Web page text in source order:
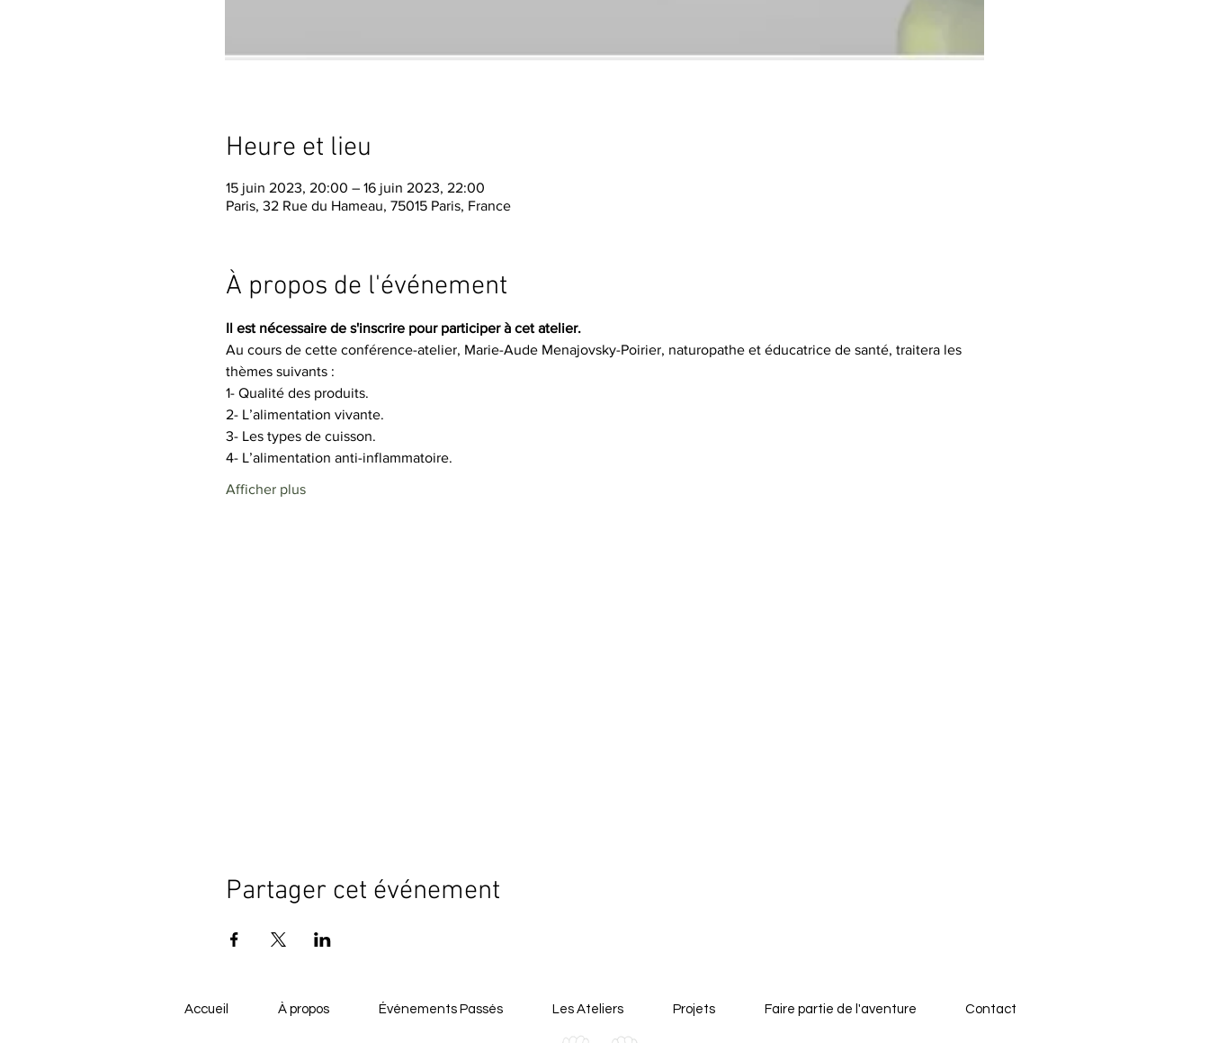
Heure et lieu
15 juin 2023, 20:00 – 16 juin 2023, 22:00
Paris, 32 Rue du Hameau, 75015 Paris, France
À propos de l'événement
Il est nécessaire de s'inscrire pour participer à cet atelier.
Au cours de cette conférence-atelier, Marie-Aude Menajovsky-Poirier, naturopathe et éducatrice de santé, traitera les
thèmes suivants :
1- Qualité des produits.
2- L’alimentation vivante.
3- Les types de cuisson.
4- L’alimentation anti-inflammatoire.
Afficher plus
Partager cet événement
Accueil À propos Événements Passés Les Ateliers Projets Faire partie de l'aventure Contact